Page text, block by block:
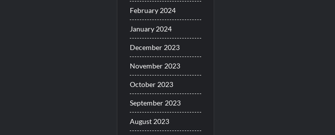
February 2024
January 2024
December 2023
November 2023
October 2023
September 2023
August 2023